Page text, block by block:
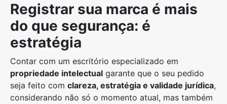
Registrar sua marca é mais
do que segurança: é
estratégia
Contar com um escritório especializado em
propriedade intelectual garante que o seu pedido
seja feito com clareza, estratégia e validade jurídica,
considerando não só o momento atual, mas também